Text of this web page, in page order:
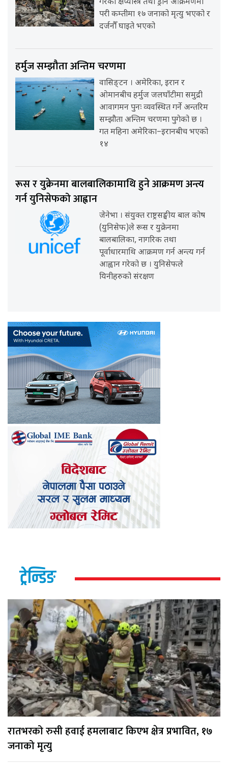
परी कम्तीमा १७ जनाको मृत्यु भएको र
दर्जनौँ घाइते भएको
हर्मुज सम्झौता अन्तिम चरणमा
वासिङ्टन । अमेरिका, इरान र
ओमानबीच हर्मुज जलघाँटीमा समुद्री
आवागमन पुनः व्यवस्थित गर्ने अन्तरिम
सम्झौता अन्तिम चरणमा पुगेको छ ।
गत महिना अमेरिका–इरानबीच भएको
१४
रूस र युक्रेनमा बालबालिकामाथि हुने आक्रमण अन्त्य
गर्न युनिसेफको आह्वान
जेनेभा । संयुक्त राष्ट्रसङ्घीय बाल कोष
(युनिसेफ)ले रूस र युक्रेनमा
बालबालिका, नागरिक तथा
पूर्वाधारमाथि आक्रमण गर्न अन्त्य गर्न
आह्वान गरेको छ । युनिसेफले
यिनीहरुको संरक्षण
ट्रेन्डिङ
रातभरको रुसी हवाई हमलाबाट किएभ क्षेत्र प्रभावित, १७
जनाको मृत्यु